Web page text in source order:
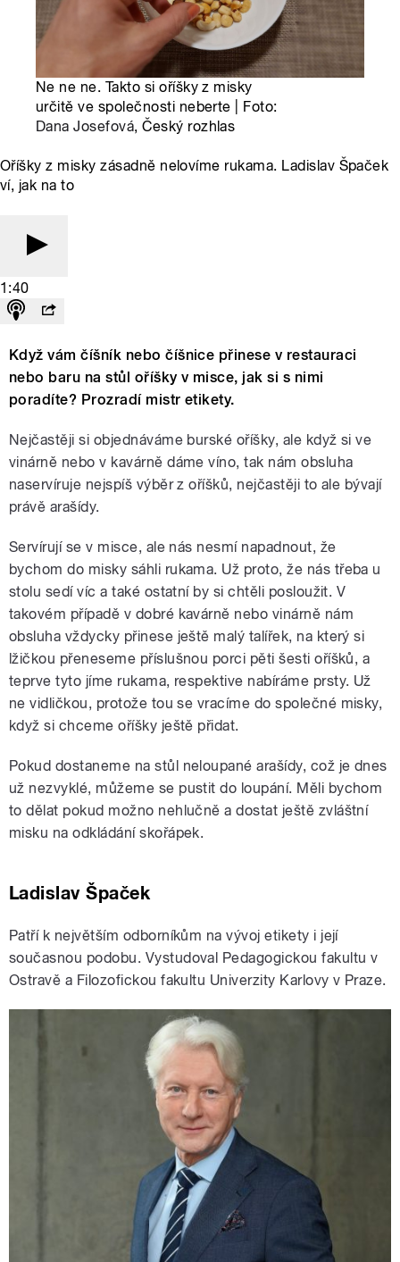
Ne ne ne. Takto si oříšky z misky
určitě ve společnosti neberte | Foto:
Dana Josefová, Český rozhlas
Oříšky z misky zásadně nelovíme rukama. Ladislav Špaček
ví, jak na to
1:40
Když vám číšník nebo číšnice přinese v restauraci
nebo baru na stůl oříšky v misce, jak si s nimi
poradíte? Prozradí mistr etikety.
Nejčastěji si objednáváme burské oříšky, ale když si ve
vinárně nebo v kavárně dáme víno, tak nám obsluha
naservíruje nejspíš výběr z oříšků, nejčastěji to ale bývají
právě arašídy.
Servírují se v misce, ale nás nesmí napadnout, že
bychom do misky sáhli rukama. Už proto, že nás třeba u
stolu sedí víc a také ostatní by si chtěli posloužit. V
takovém případě v dobré kavárně nebo vinárně nám
obsluha vždycky přinese ještě malý talířek, na který si
lžičkou přeneseme příslušnou porci pěti šesti oříšků, a
teprve tyto jíme rukama, respektive nabíráme prsty. Už
ne vidličkou, protože tou se vracíme do společné misky,
když si chceme oříšky ještě přidat.
Pokud dostaneme na stůl neloupané arašídy, což je dnes
už nezvyklé, můžeme se pustit do loupání. Měli bychom
to dělat pokud možno nehlučně a dostat ještě zvláštní
misku na odkládání skořápek.
Ladislav Špaček
Patří k největším odborníkům na vývoj etikety i její
současnou podobu. Vystudoval Pedagogickou fakultu v
Ostravě a Filozofickou fakultu Univerzity Karlovy v Praze.